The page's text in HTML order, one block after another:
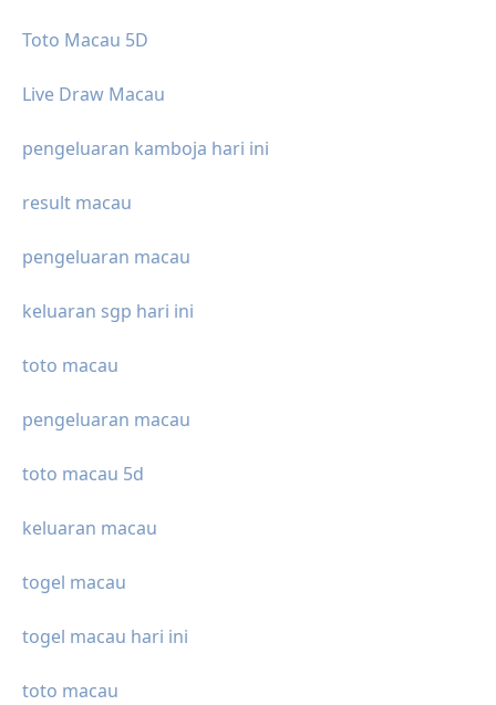
Toto Macau 5D
Live Draw Macau
pengeluaran kamboja hari ini
result macau
pengeluaran macau
keluaran sgp hari ini
toto macau
pengeluaran macau
toto macau 5d
keluaran macau
togel macau
togel macau hari ini
toto macau